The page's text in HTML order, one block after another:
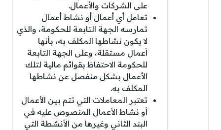
على الشركات والأعمال.
تعامل أي أعمال أو نشاط أعمال
تمارسه الجهة التابعة للحكومة، والذي
لا يكون نشاطها المكلف به، بأنها
أعمال مستقلة، وعلى الجهة التابعة
للحكومة الاحتفاظ بقوائم مالية لتلك
الأعمال بشكل منفصل عن نشاطها
المكلف به.
تعتبر المعاملات التي تتم بين الأعمال
أو نشاط الأعمال المنصوص عليه في
البند الثاني وغيرها من الأنشطة التي